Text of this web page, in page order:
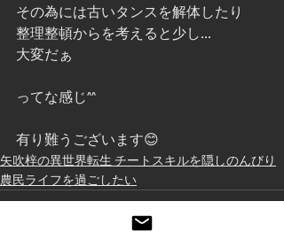
その為には古いタンスを解体したり
整理整頓からを考えると少し...
大変だぁ
ってな感じ^^
有り難うございます😊
矢吹梓の異世界転生 チートスキルを隠しのんびり
農民ライフを過ごしたい